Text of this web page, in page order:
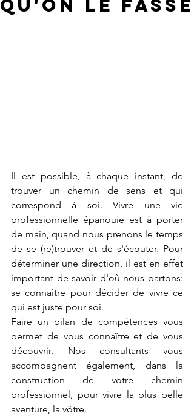
qu'on le fasse
Il est possible, à chaque instant, de
trouver un chemin de sens et qui
correspond à soi. Vivre une vie
professionnelle épanouie est à porter
de main, quand nous prenons le temps
de se (re)trouver et de s'écouter. Pour
déterminer une direction, il est en effet
important de savoir d'où nous partons:
se connaître pour décider de vivre ce
qui est juste pour soi.
Faire un bilan de compétences vous
permet de vous connaître et de vous
découvrir. Nos consultants vous
accompagnent également, dans la
construction de votre chemin
professionnel, pour vivre la plus belle
aventure, la vôtre.